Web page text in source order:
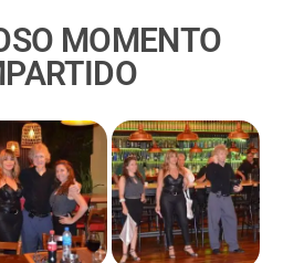
MOMENTO